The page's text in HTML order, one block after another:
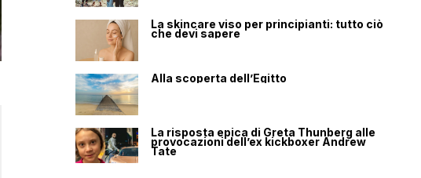
La skincare viso per principianti: tutto ciò
che devi sapere
Alla scoperta dell’Egitto
La risposta epica di Greta Thunberg alle
provocazioni dell’ex kickboxer Andrew
Tate